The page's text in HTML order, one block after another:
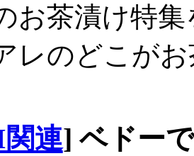
お茶漬け特集
レのどこが
連] ベドー